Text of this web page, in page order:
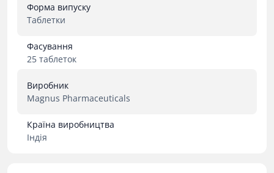
Форма випуску
Таблетки
Фасування
25 таблеток
Виробник
Magnus Pharmaceuticals
Країна виробництва
Індія